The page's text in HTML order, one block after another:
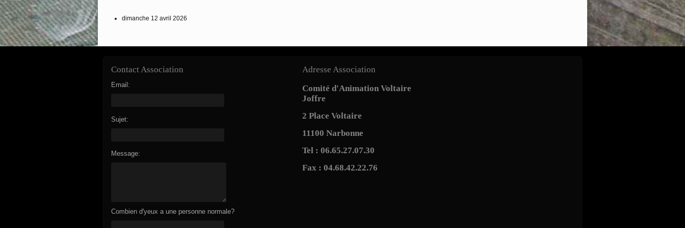
dimanche 12 avril 2026
Contact Association
Email:
Sujet:
Message:
Combien d'yeux a une personne normale?
Adresse Association
Comité d'Animation Voltaire
Joffre
2 Place Voltaire
11100 Narbonne
Tel : 06.65.27.07.30
Fax : 04.68.42.22.76